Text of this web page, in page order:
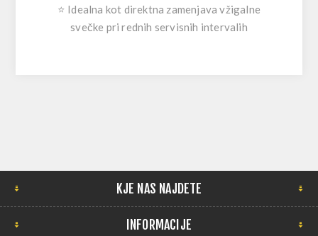
⭐ Idealna kot direktna zamenjava vžigalne
svečke pri rednih servisnih intervalih
KJE NAS NAJDETE
INFORMACIJE